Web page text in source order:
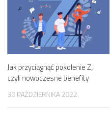
Jak przyciągnąć pokolenie Z,
czyli nowoczesne benefity
30 PAŹDZIERNIKA 2022